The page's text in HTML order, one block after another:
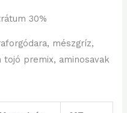
30%
mészgríz,
premix, aminosavak